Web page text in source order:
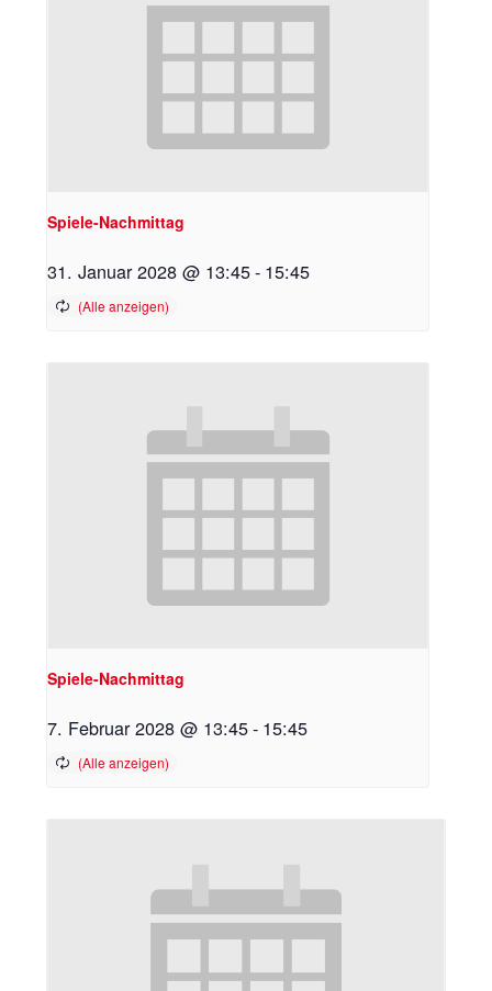
Spiele-Nachmittag
31. Januar 2028 @ 13:45- 15:45
Spiele-Nachmittag
7. Februar 2028 @ 13:45- 15:45